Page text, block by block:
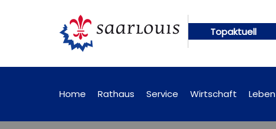
Topaktuell
künftig online abrufbar Öffentliche
Home Rathaus Service Wirtschaft